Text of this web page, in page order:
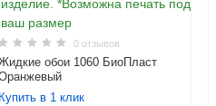
изделие. *Возможна печать под
ваш размер
0 отзывов
обои 1060 БиоПласт
Купить в 1 клик